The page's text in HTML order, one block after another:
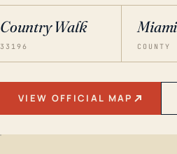
Country Walk
33196 COUNTY
VIEW OFFICIAL MAP